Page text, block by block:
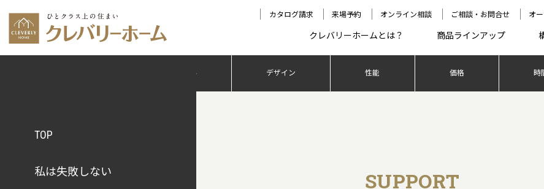
カタログ請求 来場予約 オンライン相談 ご相談・お問合せ オ
クレバリーホームとは？ 商品ラインアップ
私は失敗しない デザイン 性能 価格 時
私は失敗しない SUPPORT